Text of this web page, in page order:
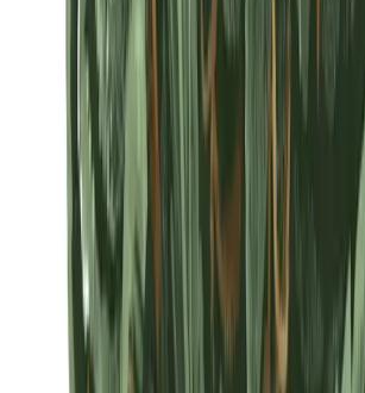
Sativa Strains Indica Strains
Standorte